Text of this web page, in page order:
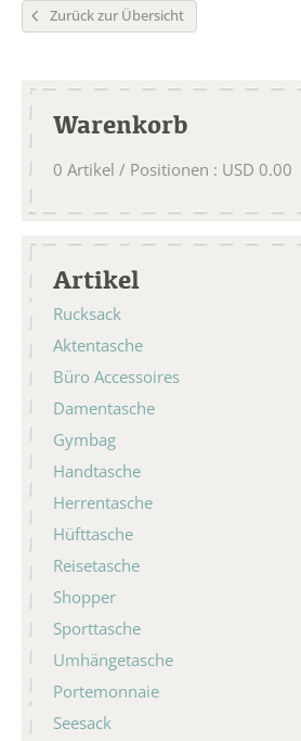
Zurück zur Übersicht
Warenkorb
0 Artikel / Positionen : USD 0.00
Artikel
Rucksack
Aktentasche
Büro Accessoires
Damentasche
Gymbag
Handtasche
Herrentasche
Hüfttasche
Reisetasche
Shopper
Sporttasche
Umhängetasche
Portemonnaie
Seesack